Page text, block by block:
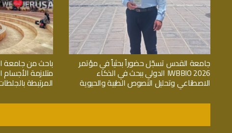
جامعة القدس تسجّل حضوراً بحثياً في مؤتمر
IWBBIO 2026 الدولي ببحث في الذكاء
الاصطناعي وتحليل النصوص الطبية والحيوية
باحث من جامعة
متلازمة
المرتبطة